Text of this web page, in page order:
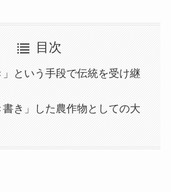
目次
」という手段で伝統を受け継
き」した農作物としての大